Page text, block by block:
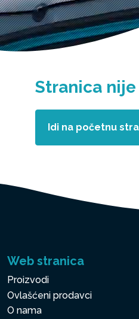
Stranica
Idi na početnu
Web stranica
Proizvodi
Ovlašćeni prodavci
O nama